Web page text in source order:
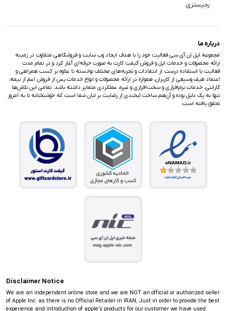
رجیستری
درباره ما
مجموعه اپل اِن آی سی فعالیت خود را با هدف ایجاد وب سایت و فروشگاهی متفاوت در زمینه
ارائه محصولات و خدمات اپل و فروش گیفت کارت به صورت حرفه‌ای آغاز کرد و در تمام مدت
فعالیت با استفاده درست از انتقادات و تجربه‌های مختلف توانسته تا علاوه بر کسب همراهی و
اعتماد طیف وسیعی از کاربران، همواره در ارائه محصولات و انواع خدمات پس از فروش اعم از بیمه،
گارانتی، خدمات نرم‌افزاری و سخت‌افزاری و غیره، عملکردی متمایز داشته باشد. تمامی این تلاش‌ها
تنها به یک دلیل بوده و آن‌هم ساخت لبخندی از رضایت بر لبان شما است که خوشبختانه تا به امروز
تحقق یافته است.
Disclaimer Notice
We are an independent online store and we are NOT an official or authorized seller
of Apple Inc. as there is no Official Retailer in IRAN, Just in order to provide the best
experience and introduction of apple’s products for our customer we have used